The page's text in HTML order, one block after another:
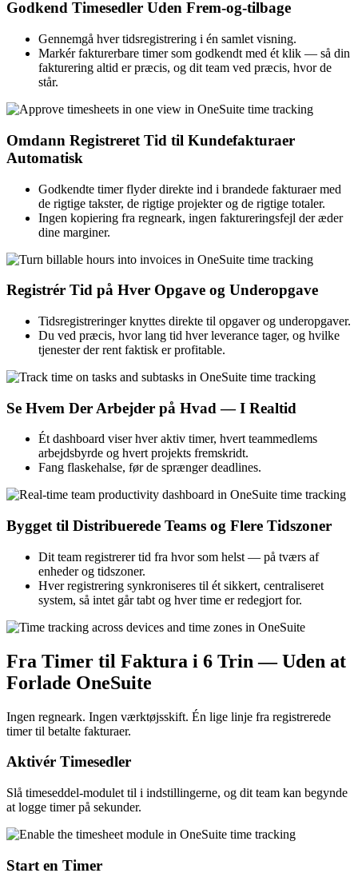
Godkend Timesedler Uden Frem-og-tilbage
Gennemgå hver tidsregistrering i én samlet visning.
Markér fakturerbare timer som godkendt med ét klik — så din
fakturering altid er præcis, og dit team ved præcis, hvor de
står.
Omdann Registreret Tid til Kundefakturaer
Automatisk
Godkendte timer flyder direkte ind i brandede fakturaer med
de rigtige takster, de rigtige projekter og de rigtige totaler.
Ingen kopiering fra regneark, ingen faktureringsfejl der æder
dine marginer.
Registrér Tid på Hver Opgave og Underopgave
Tidsregistreringer knyttes direkte til opgaver og underopgaver.
Du ved præcis, hvor lang tid hver leverance tager, og hvilke
tjenester der rent faktisk er profitable.
Se Hvem Der Arbejder på Hvad — I Realtid
Ét dashboard viser hver aktiv timer, hvert teammedlems
arbejdsbyrde og hvert projekts fremskridt.
Fang flaskehalse, før de sprænger deadlines.
Bygget til Distribuerede Teams og Flere Tidszoner
Dit team registrerer tid fra hvor som helst — på tværs af
enheder og tidszoner.
Hver registrering synkroniseres til ét sikkert, centraliseret
system, så intet går tabt og hver time er redegjort for.
Fra Timer til Faktura i 6 Trin — Uden at
Forlade OneSuite
Ingen regneark. Ingen værktøjsskift. Én lige linje fra registrerede
timer til betalte fakturaer.
Aktivér Timesedler
Slå timeseddel-modulet til i indstillingerne, og dit team kan begynde
at logge timer på sekunder.
Start en Timer